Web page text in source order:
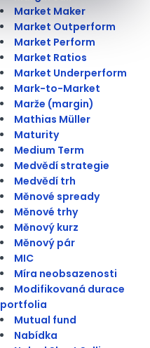
Market Maker
Market Outperform
Market Perform
Market Ratios
Market Underperform
Mark-to-Market
Marže (margin)
Mathias Müller
Maturity
Medium Term
Medvědí strategie
Medvědí trh
Měnové spready
Měnové trhy
Měnový kurz
Měnový pár
MIC
Míra neobsazenosti
Modifikovaná durace
portfolia
Mutual fund
Nabídka